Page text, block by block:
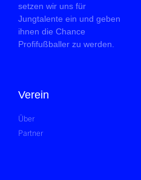
setzen wir uns für
Jungtalente ein und geben
ihnen die Chance
Profifußballer zu werden.
Verein
Über
Partner